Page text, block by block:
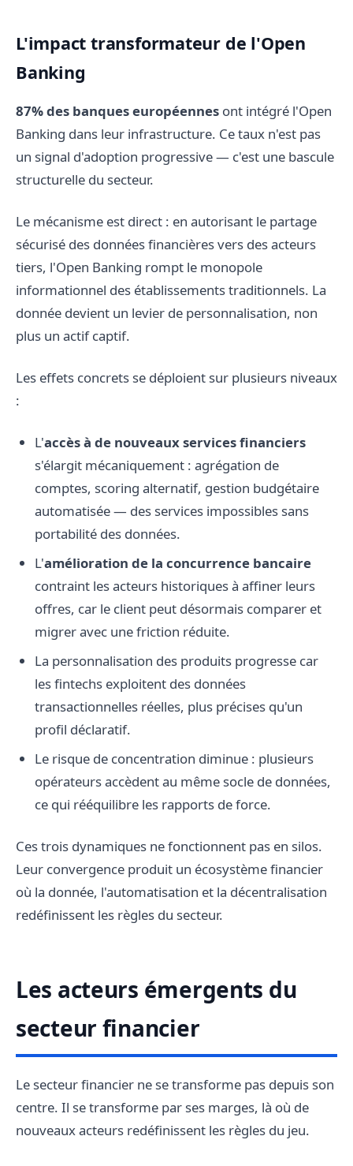
L'impact transformateur de l'Open
Banking
87% des banques européennes ont intégré l'Open
Banking dans leur infrastructure. Ce taux n'est pas
un signal d'adoption progressive — c'est une bascule
structurelle du secteur.
Le mécanisme est direct : en autorisant le partage
sécurisé des données financières vers des acteurs
tiers, l'Open Banking rompt le monopole
informationnel des établissements traditionnels. La
donnée devient un levier de personnalisation, non
plus un actif captif.
Les effets concrets se déploient sur plusieurs niveaux
:
L'accès à de nouveaux services financiers
s'élargit mécaniquement : agrégation de
comptes, scoring alternatif, gestion budgétaire
automatisée — des services impossibles sans
portabilité des données.
L'amélioration de la concurrence bancaire
contraint les acteurs historiques à affiner leurs
offres, car le client peut désormais comparer et
migrer avec une friction réduite.
La personnalisation des produits progresse car
les fintechs exploitent des données
transactionnelles réelles, plus précises qu'un
profil déclaratif.
Le risque de concentration diminue : plusieurs
opérateurs accèdent au même socle de données,
ce qui rééquilibre les rapports de force.
Ces trois dynamiques ne fonctionnent pas en silos.
Leur convergence produit un écosystème financier
où la donnée, l'automatisation et la décentralisation
redéfinissent les règles du secteur.
Les acteurs émergents du
secteur financier
Le secteur financier ne se transforme pas depuis son
centre. Il se transforme par ses marges, là où de
nouveaux acteurs redéfinissent les règles du jeu.